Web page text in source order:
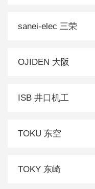
sanei-elec 三荣
OJIDEN 大阪
ISB 井口机工
TOKU 东空
TOKY 东崎